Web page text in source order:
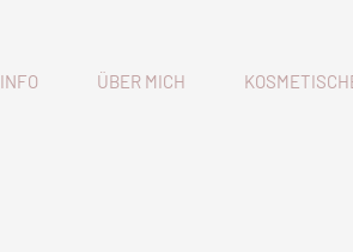
INFO ÜBER MICH